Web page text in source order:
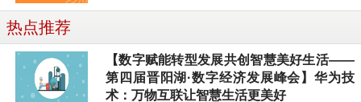
热点推荐
【数字赋能转型发展共创智慧美好生活——
第四届晋阳湖·数字经济发展峰会】华为技
术：万物互联让智慧生活更美好